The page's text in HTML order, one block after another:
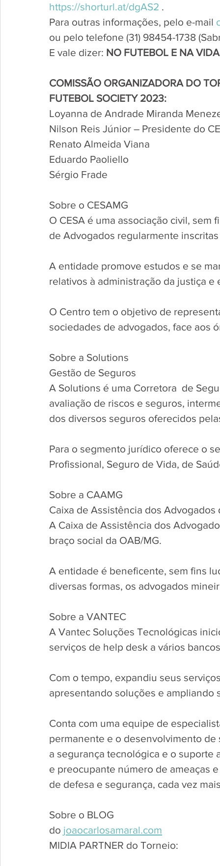
https://shorturl.at/dgAS2
Para outras informações, pelo e-mail
ou pelo telefone (31) 98454-1738
E vale dizer: NO FUTEBOL E NA
COMISSÃO ORGANIZADORA DO
FUTEBOL SOCIETY 2023:
Loyanna de Andrade Miranda
Nilson Reis Júnior – Presidente do
Renato Almeida Viana
Eduardo Paoliello
Sérgio Frade
Sobre o CESAMG
O CESA é uma associação civil,
de Advogados regularmente
A entidade promove estudos e se
relativos à administração da justiça
O Centro tem o objetivo de
sociedades de advogados, face aos
Sobre a Solutions
Gestão de Seguros
A Solutions é uma Corretora  de
avaliação de riscos e seguros,
dos diversos seguros oferecidos
Para o segmento jurídico oferece o
Profissional, Seguro de Vida, de
Sobre a CAAMG
Caixa de Assistência dos Advogados
A Caixa de Assistência dos
braço social da OAB/MG.
A entidade é beneficente, sem fins
diversas formas, os advogados
Sobre a VANTEC
A Vantec Soluções Tecnológicas
serviços de help desk a vários
Com o tempo, expandiu seus
apresentando soluções e ampliando
Conta com uma equipe de
permanente e o desenvolvimento
a segurança tecnológica e o
e preocupante número de ameaças
de defesa e segurança, cada vez
Sobre o BLOG
do joaocarlosamaral.com
MIDIA PARTNER do Torneio: